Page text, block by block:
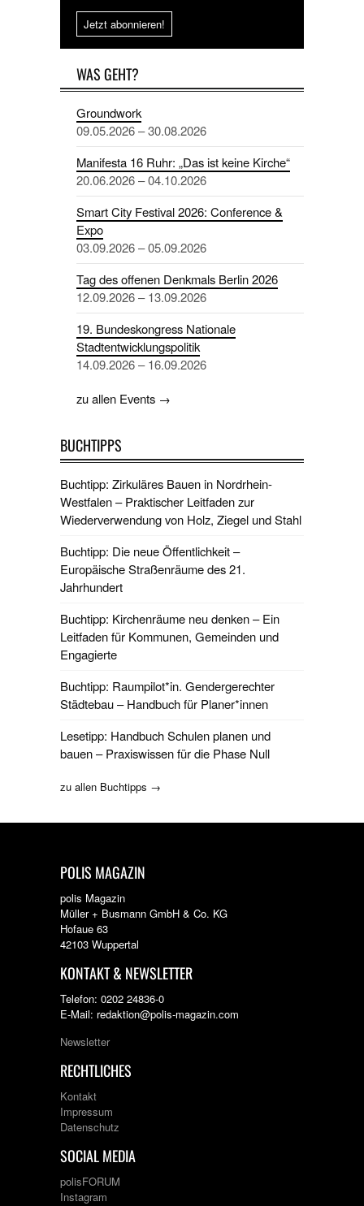
Jetzt abonnieren!
WAS GEHT?
Groundwork
09.05.2026 – 30.08.2026
Manifesta 16 Ruhr: „Das ist keine Kirche“
20.06.2026 – 04.10.2026
Smart City Festival 2026: Conference &
Expo
03.09.2026 – 05.09.2026
Tag des offenen Denkmals Berlin 2026
12.09.2026 – 13.09.2026
19. Bundeskongress Nationale
Stadtentwicklungspolitik
14.09.2026 – 16.09.2026
zu allen Events →
BUCHTIPPS
Buchtipp: Zirkuläres Bauen in Nordrhein-
Westfalen – Praktischer Leitfaden zur
Wiederverwendung von Holz, Ziegel und Stahl
Buchtipp: Die neue Öffentlichkeit –
Europäische Straßenräume des 21.
Jahrhundert
Buchtipp: Kirchenräume neu denken – Ein
Leitfaden für Kommunen, Gemeinden und
Engagierte
Buchtipp: Raumpilot*in. Gendergerechter
Städtebau – Handbuch für Planer*innen
Lesetipp: Handbuch Schulen planen und
bauen – Praxiswissen für die Phase Null
zu allen Buchtipps →
POLIS MAGAZIN
polis Magazin
Müller + Busmann GmbH & Co. KG
Hofaue 63
42103 Wuppertal
KONTAKT & NEWSLETTER
Telefon: 0202 24836-0
E-Mail: redaktion@polis-magazin.com
Newsletter
RECHTLICHES
Kontakt
Impressum
Datenschutz
SOCIAL MEDIA
polisFORUM
Instagram